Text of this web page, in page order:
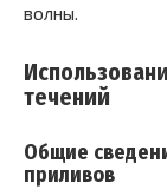
волны.
течений
Общие
приливов